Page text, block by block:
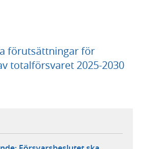
förutsättningar för
totalförsvaret 2025-2030